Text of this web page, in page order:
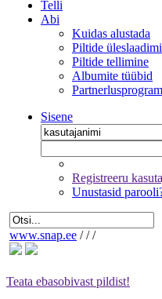
Telli
Abi
Kuidas alustada
Piltide
Piltide tellimine
Albumite tüübid
Sisene
Registreeru
Unustasid
www.snap.ee / / /
Teata ebasobivast pildist!